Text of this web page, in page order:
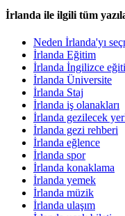
İrlanda ile ilgili tüm
Neden İrlanda'yı
İrlanda Eğitim
İrlanda İngilizce
İrlanda Üniversite
İrlanda Staj
İrlanda iş olanakları
İrlanda gezilecek
İrlanda gezi rehberi
İrlanda eğlence
İrlanda spor
İrlanda konaklama
İrlanda yemek
İrlanda müzik
İrlanda ulaşım